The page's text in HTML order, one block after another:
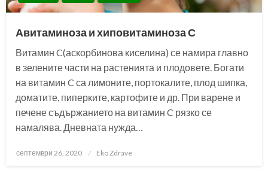
Авитаминоза и хиповитаминоза С
Витамин C(аскорбинова киселина) се намира главно
в зелените части на растенията и плодовете. Богати
на витамин C са лимоните, портокалите, плод шипка,
доматите, пиперките, картофите и др. При варене и
печене съдържанието на витамин C рязко се
намалява. Дневната нужда…
Posted
септември 26, 2020 Eko Zdrave